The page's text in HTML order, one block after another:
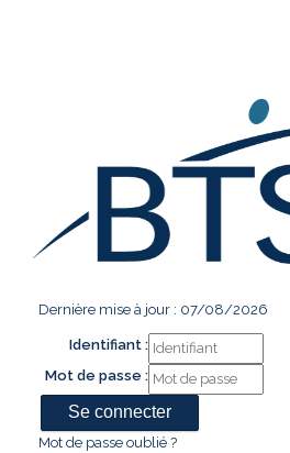
Dernière mise à jour : 07/08/2026
Identifiant :
Mot de passe :
Mot de passe oublié ?